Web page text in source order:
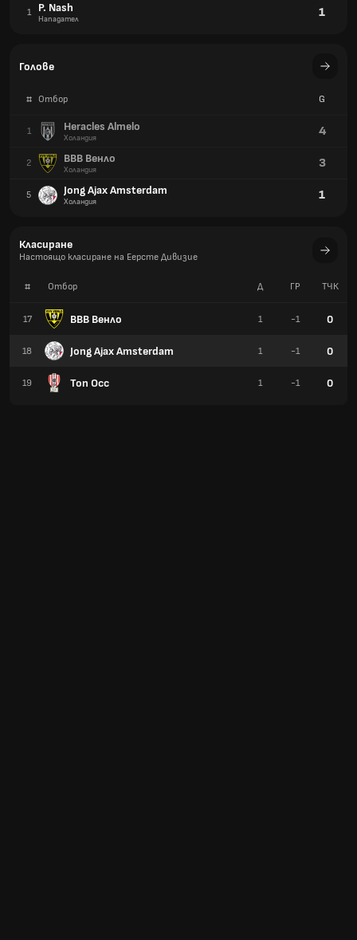
1 P. Nash
Нападател 1
Голове
# Отбор G
1 Heracles Almelo
Холандия 4
2 ВВВ Венло
Холандия 3
5 Jong Ajax Amsterdam
Холандия 1
Класиране
Настоящо класиране на Еерсте Дивизие
# Отбор
17 ВВВ Венло
18 Jong Ajax Amsterdam
19 Топ Осс
Д ГР TЧК
1 -1 0
1 -1 0
1 -1 0